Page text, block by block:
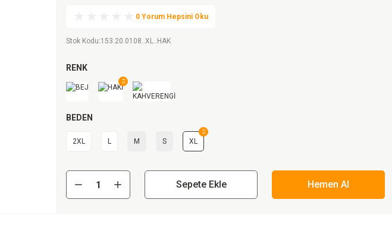
0 Yorum Hepsini Oku
Stok Kodu:153.20.0108..XL..HAK
RENK
BEDEN
2XL L M S XL
Sepete Ekle Hemen Al